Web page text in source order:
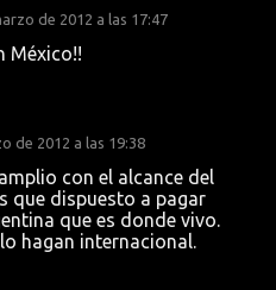
de 2012 a las 17:47
México!!
de 2012 a las 19:38
con el alcance del
que dispuesto a pagar
que es donde vivo.
hagan internacional.